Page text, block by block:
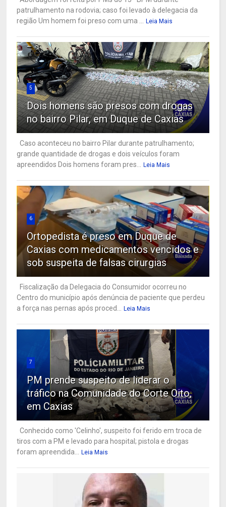
patrulhamento na rodovia; caso foi levado à delegacia da
região Um homem foi preso com uma ...
Leia Mais
5
Dois homens são presos com drogas
no bairro Pilar, em Duque de Caxias
Caso aconteceu no bairro Pilar durante patrulhamento;
grande quantidade de drogas e dois veículos foram
apreendidos Dois homens foram pres...
Leia Mais
6
Ortopedista é preso em Duque de
Caxias com medicamentos vencidos e
sob suspeita de falsas cirurgias
Fiscalização da Delegacia do Consumidor ocorreu no
Centro do município após denúncia de paciente que perdeu
a força nas pernas após proced...
Leia Mais
7
PM prende suspeito de liderar o
tráfico na Comunidade do Corte Oito,
em Caxias
Conhecido como 'Celinho', suspeito foi ferido em troca de
tiros com a PM e levado para hospital; pistola e drogas
foram apreendida...
Leia Mais